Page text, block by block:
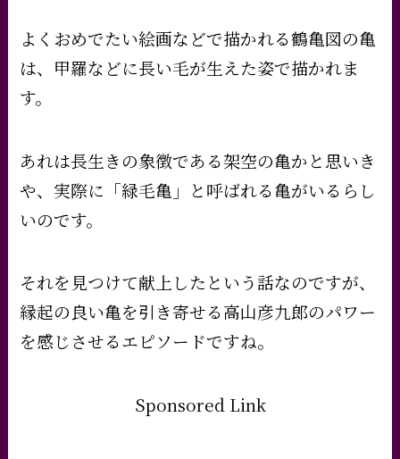
よくおめでたい絵画などで描かれる鶴亀図の亀
は、甲羅などに長い毛が生えた姿で描かれま
す。
あれは長生きの象徴である架空の亀かと思いき
や、実際に「緑毛亀」と呼ばれる亀がいるらし
いのです。
それを見つけて献上したという話なのですが、
縁起の良い亀を引き寄せる高山彦九郎のパワー
を感じさせるエピソードですね。
Sponsored Link